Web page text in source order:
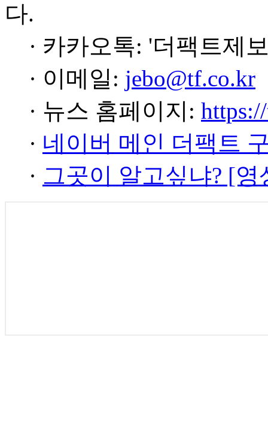
다.
· 카카오톡: '더팩트제
· 이메일: jebo@tf.co.kr
· 뉴스 홈페이지:
· 네이버 메인 더팩트
· 그곳이 알고싶냐? [